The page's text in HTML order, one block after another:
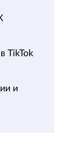
TikTok
и